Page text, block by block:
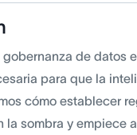
gobernanza de datos
para que la
cómo establecer
la sombra y empiece